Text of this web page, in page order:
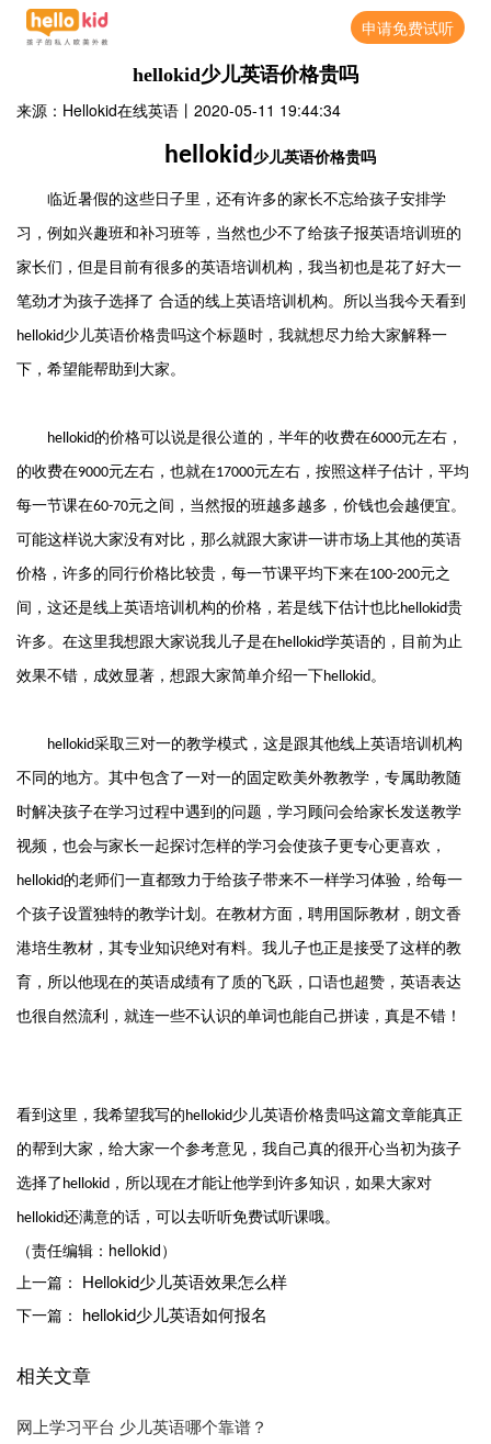
申请免费试听
hellokid少儿英语价格贵吗
来源：Hellokid在线英语 丨 2020-05-11 19:44:34
hellokid少儿英语价格贵吗
临近暑假的这些日子里，还有许多的家长不忘给孩子安排学
习，例如兴趣班和补习班等，当然也少不了给孩子报英语培训班的
家长们，但是目前有很多的英语培训机构，我当初也是花了好大一
笔劲才为孩子选择了 合适的线上英语培训机构。所以当我今天看到
hellokid少儿英语价格贵吗这个标题时，我就想尽力给大家解释一
下，希望能帮助到大家。
hellokid的价格可以说是很公道的，半年的收费在6000元左右，
的收费在9000元左右，也就在17000元左右，按照这样子估计，平均
每一节课在60-70元之间，当然报的班越多越多，价钱也会越便宜。
可能这样说大家没有对比，那么就跟大家讲一讲市场上其他的英语
价格，许多的同行价格比较贵，每一节课平均下来在100-200元之
间，这还是线上英语培训机构的价格，若是线下估计也比hellokid贵
许多。在这里我想跟大家说我儿子是在hellokid学英语的，目前为止
效果不错，成效显著，想跟大家简单介绍一下hellokid。
hellokid采取三对一的教学模式，这是跟其他线上英语培训机构
不同的地方。其中包含了一对一的固定欧美外教教学，专属助教随
时解决孩子在学习过程中遇到的问题，学习顾问会给家长发送教学
视频，也会与家长一起探讨怎样的学习会使孩子更专心更喜欢，
hellokid的老师们一直都致力于给孩子带来不一样学习体验，给每一
个孩子设置独特的教学计划。在教材方面，聘用国际教材，朗文香
港培生教材，其专业知识绝对有料。我儿子也正是接受了这样的教
育，所以他现在的英语成绩有了质的飞跃，口语也超赞，英语表达
也很自然流利，就连一些不认识的单词也能自己拼读，真是不错！
看到这里，我希望我写的hellokid少儿英语价格贵吗这篇文章能真正
的帮到大家，给大家一个参考意见，我自己真的很开心当初为孩子
选择了 hellokid ，所以现在才能让他学到许多知识，如果大家对
hellokid还满意的话，可以去听听免费试听课哦。
（责任编辑：hellokid）
上一篇： Hellokid少儿英语效果怎么样
下一篇： hellokid少儿英语如何报名
相关文章
网上学习平台 少儿英语哪个靠谱？